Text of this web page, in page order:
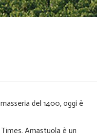
del 1400, oggi è
Amastuola è un